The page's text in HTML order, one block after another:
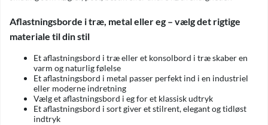
Aflastningsborde i træ, metal eller eg – vælg det rigtige
materiale til din stil
Et aflastningsbord i træ eller et konsolbord i træ skaber en
varm og naturlig følelse
Et aflastningsbord i metal passer perfekt ind i en industriel
eller moderne indretning
Vælg et aflastningsbord i eg for et klassisk udtryk
Et aflastningsbord i sort giver et stilrent, elegant og tidløst
indtryk